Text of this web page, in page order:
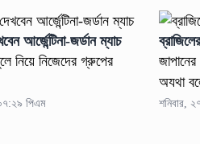
আর্জেন্টিনা-জর্ডান ম্যাচ
নিয়ে নিজেদের গ্রুপের
পিএম
অযথা
শনিবার,